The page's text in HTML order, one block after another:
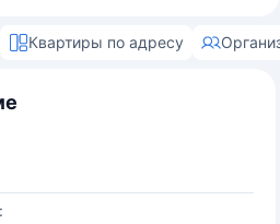
Квартиры по адресу